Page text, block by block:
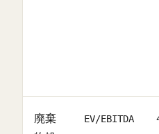
廃棄
EV/EBITDA